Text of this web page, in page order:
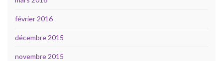
février 2016
décembre 2015
novembre 2015